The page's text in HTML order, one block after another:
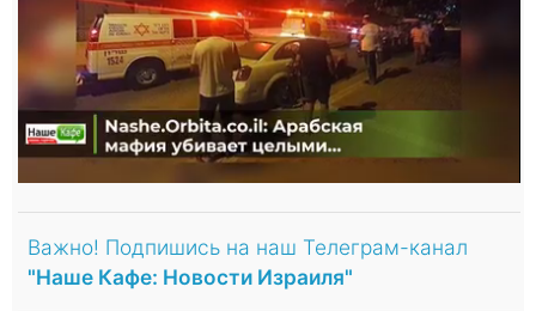
Важно! Подпишись на наш Телеграм-канал
"Наше Кафе: Новости Израиля"